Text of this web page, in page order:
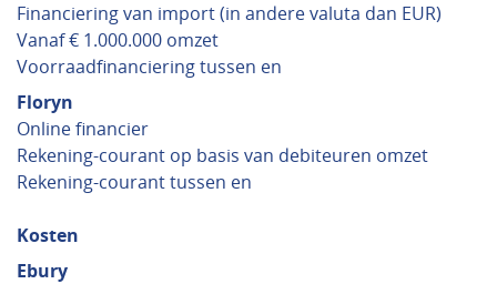
Financiering van import (in andere valuta dan EUR)
Vanaf € 1.000.000 omzet
Voorraadfinanciering tussen en
Floryn
Online financier
Rekening-courant op basis van debiteuren omzet
Rekening-courant tussen en
Kosten
Ebury